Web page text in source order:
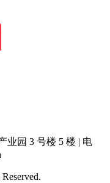
业园 3 号楼 5 楼 | 电